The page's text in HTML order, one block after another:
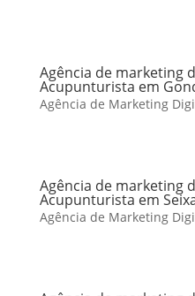
Agência de marketing
Acupunturista em
Agência de Marketing
Agência de marketing
Acupunturista em
Agência de Marketing